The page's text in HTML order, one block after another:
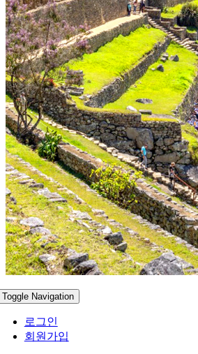
Toggle Navigation
로그인
회원가입